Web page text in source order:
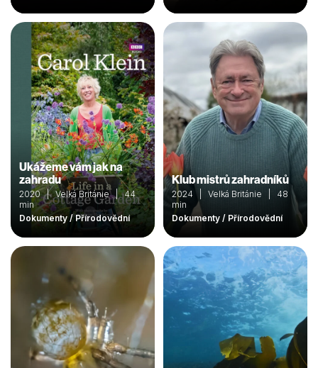
Ukážeme vám jak na
zahradu
2020 | Velká Británie | 44
min
Dokumenty / Přírodovědní
Klub mistrů zahradníků
2024 | Velká Británie | 48
min
Dokumenty / Přírodovědní